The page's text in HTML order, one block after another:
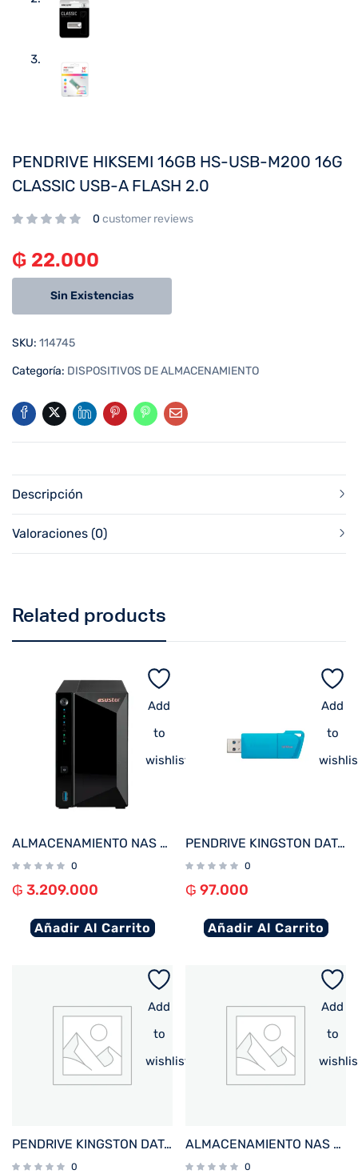
PENDRIVE HIKSEMI 16GB HS-USB-M200 16G
CLASSIC USB-A FLASH 2.0
0 customer reviews
₲ 22.000
Sin Existencias
SKU: 114745
Categoría: DISPOSITIVOS DE ALMACENAMIENTO
Descripción
Valoraciones (0)
Related products
Add
to
wishlist
ALMACENAMIENTO NAS ASUSTOR AS3302T V2 QC 1.7/2BAY/2G/1-GBLAN/3 USB3.2
0
₲ 3.209.000
Añadir Al Carrito
Add
to
PENDRIVE KINGSTON DATATRAVELER EXODIA M 128GB KC-U2L128-7LB USB-A AZUL
0
₲ 97.000
Añadir Al Carrito
Add
to
wishlist
PENDRIVE KINGSTON DATATRAVELER EXODIA S 64GB USB-A 3.2 DTXS/64GB
0
Add
to
ALMACENAMIENTO NAS ASUSTOR AS6704T V2 QC 2.0/4BAY/4G/4 M.2/2-GBLAN/HDMI/2 USB3.2
0